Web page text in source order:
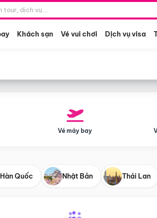
Khách sạn Vé vui chơi Dịch vụ visa
Vé máy bay
Hàn Quốc Nhật Bản Thái Lan